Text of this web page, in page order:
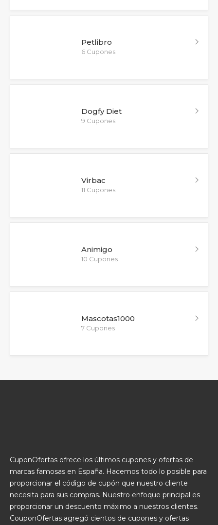
Petlibro
6 Cupones
Dogfy Diet
9 Cupones
Virbac
11 Cupones
Animigo
10 Cupones
Mascotas1000
7 Cupones
CuponOfertas ofrece los últimos cupones y ofertas de
marcas famosas en España. Hacemos todo lo posible para
proporcionar el código de cupón que nuestro cliente
necesita para sus compras. Nuestro enfoque principal es
proporcionar un descuento máximo a nuestros clientes.
CouponOfertas agregó cientos de cupones y ofertas